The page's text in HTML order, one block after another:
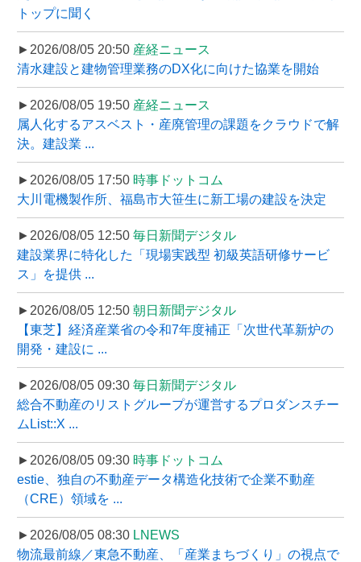
トップに聞く
►2026/08/05 20:50 産経ニュース
清水建設と建物管理業務のDX化に向けた協業を開始
►2026/08/05 19:50 産経ニュース
属人化するアスベスト・産廃管理の課題をクラウドで解
決。建設業 ...
►2026/08/05 17:50 時事ドットコム
大川電機製作所、福島市大笹生に新工場の建設を決定
►2026/08/05 12:50 毎日新聞デジタル
建設業界に特化した「現場実践型 初級英語研修サービ
ス」を提供 ...
►2026/08/05 12:50 朝日新聞デジタル
【東芝】経済産業省の令和7年度補正「次世代革新炉の
開発・建設に ...
►2026/08/05 09:30 毎日新聞デジタル
総合不動産のリストグループが運営するプロダンスチー
ムList::X ...
►2026/08/05 09:30 時事ドットコム
estie、独自の不動産データ構造化技術で企業不動産
（CRE）領域を ...
►2026/08/05 08:30 LNEWS
物流最前線／東急不動産、「産業まちづくり」の視点で